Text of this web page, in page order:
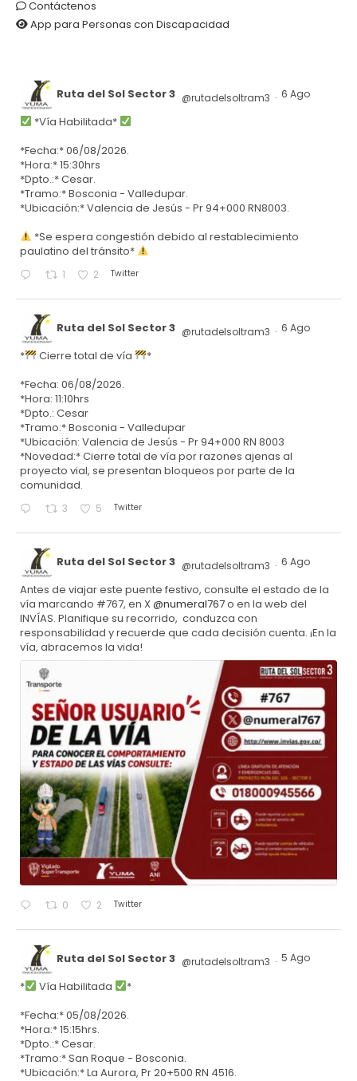
Contáctenos
App para Personas con Discapacidad
Ruta del Sol Sector 3 @rutadelsoltram3 · 6 Ago
*Vía Habilitada*
*Fecha:* 06/08/2026.
*Hora:* 15:30hrs
*Dpto.:* Cesar.
*Tramo:* Bosconia - Valledupar.
*Ubicación:* Valencia de Jesús - Pr 94+000 RN8003.
*Se espera congestión debido al restablecimiento
paulatino del tránsito*
1 2 Twitter
Ruta del Sol Sector 3 @rutadelsoltram3 · 6 Ago
* Cierre total de vía
*
*Fecha: 06/08/2026.
*Hora: 11:10hrs
*Dpto.: Cesar
*Tramo:* Bosconia - Valledupar
*Ubicación: Valencia de Jesús - Pr 94+000 RN 8003
*Novedad:* Cierre total de vía por razones ajenas al
proyecto vial, se presentan bloqueos por parte de la
comunidad.
3 5 Twitter
Ruta del Sol Sector 3 @rutadelsoltram3 · 6 Ago
Antes de viajar este puente festivo, consulte el estado de la
vía marcando #767, en X@numeral767o en la web del
INVÍAS. Planifique su recorrido, conduzca con
responsabilidad y recuerde que cada decisión cuenta. ¡En la
vía, abracemos la vida!
0 2 Twitter
Ruta del Sol Sector 3 @rutadelsoltram3 · 5 Ago
* Vía Habilitada
*
*Fecha:* 05/08/2026.
*Hora:* 15:15hrs.
*Dpto.:* Cesar.
*Tramo:* San Roque - Bosconia.
*Ubicación:* La Aurora, Pr 20+500 RN 4516.